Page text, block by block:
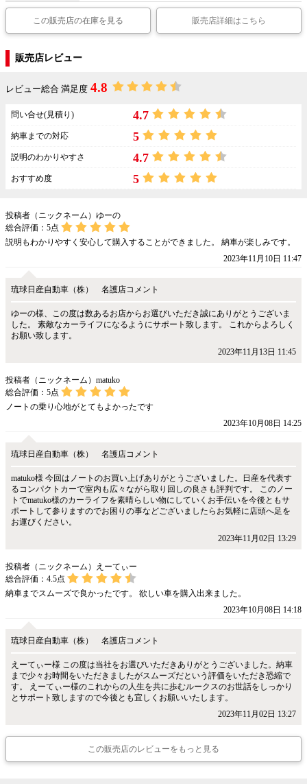
この販売店の在庫を見る 販売店詳細はこちら
販売店レビュー
レビュー総合 満足度 4.8
問い合せ(見積り) 4.7
納車までの対応 5
説明のわかりやすさ 4.7
おすすめ度 5
投稿者（ニックネーム）ゆーの
総合評価： 5点
説明もわかりやすく安心して購入することができました。 納車が楽しみです。
2023年11月10日 11:47
琉球日産自動車（株） 名護店コメント
ゆーの様、この度は数あるお店からお選びいただき誠にありがとうございま
した。 素敵なカーライフになるようにサポート致します。 これからよろしく
お願い致します。
2023年11月13日 11:45
投稿者（ニックネーム）matuko
総合評価： 5点
ノートの乗り心地がとてもよかったです
2023年10月08日 14:25
琉球日産自動車（株） 名護店コメント
matuko様 今回はノートのお買い上げありがとうございました。日産を代表す
るコンパクトカーで室内も広々ながら取り回しの良さも評判です。 このノー
トでmatuko様のカーライフを素晴らしい物にしていくお手伝いを今後ともサ
ポートして参りますのでお困りの事などございましたらお気軽に店頭へ足を
お運びください。
2023年11月02日 13:29
投稿者（ニックネーム）えーてぃー
総合評価： 4.5点
納車までスムーズで良かったです。 欲しい車を購入出来ました。
2023年10月08日 14:18
琉球日産自動車（株） 名護店コメント
えーてぃー様 この度は当社をお選びいただきありがとうございました。納車
まで少々お時間をいただきましたがスムーズだという評価をいただき恐縮で
す。 えーてぃー様のこれからの人生を共に歩むルークスのお世話をしっかり
とサポート致しますので今後とも宜しくお願いいたします。
2023年11月02日 13:27
この販売店のレビューをもっと見る